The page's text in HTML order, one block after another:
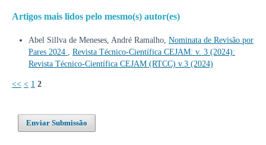
Artigos mais lidos pelo mesmo(s) autor(es)
Abel Sillva de Meneses, André Ramalho, Nominata de Revisão por
Pares 2024
Revista Técnico-Científica CEJAM: v. 3 (2024):
Revista Técnico-Científica CEJAM (RTCC) v.3 (2024)
<< < 1 2
Enviar Submissão